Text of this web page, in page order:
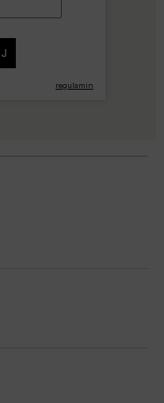
regulamin